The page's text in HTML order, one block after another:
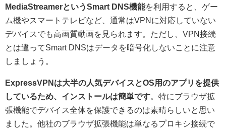
MediaStreamerというSmart DNS機能を利用すると、ゲー
ム機やスマートテレビなど、通常はVPNに対応していない
デバイスでも高画質動画を見られます。ただし、VPN接続
とは違ってSmart DNSはデータを暗号化しないことに注意
しましょう。
ExpressVPNは大半の人気デバイスとOS用のアプリを提供
しているため、インストールは簡単です。特にブラウザ拡
張機能でデバイス全体を保護できるのは素晴らしいと思い
ました。他社のブラウザ拡張機能は単なるプロキシ接続で